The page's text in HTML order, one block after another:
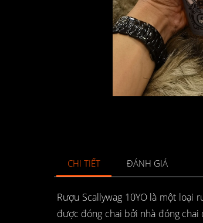
CHI TIẾT ĐÁNH GIÁ
Rượu Scallywag 10YO là một loại
được đóng chai bởi nhà đóng chai